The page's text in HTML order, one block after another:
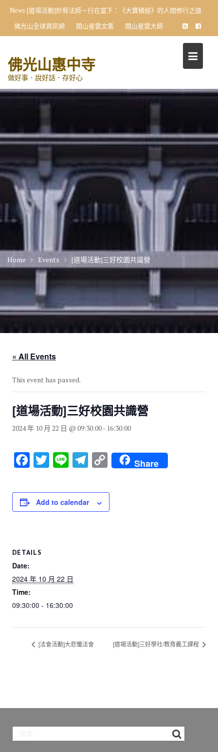
content
News [道場活動]妙宥法師－行在當下：《大寶積經》的人間修行之道
佛光山全球資訊網
開山星雲文集 開山星雲大師
佛光山惠中寺
做好事．說好話．存好心
Home Events [道場活動]三好校園共識營
« All Events
This event has passed.
[道場活動]三好校園共識營
2024 年 10 月 22 日 @ 09:30:00- 16:30:00
F
c
e
o
k
T
tt
er
Li
e
T
e
gr
C
o
p
y
Share
Add to calendar
DETAILS
Date:
2024 年 10 月 22 日
Time:
09:30:00 - 16:30:00
[法會活動]大悲懺法會 [道場活動]三好學社/教育義工課程